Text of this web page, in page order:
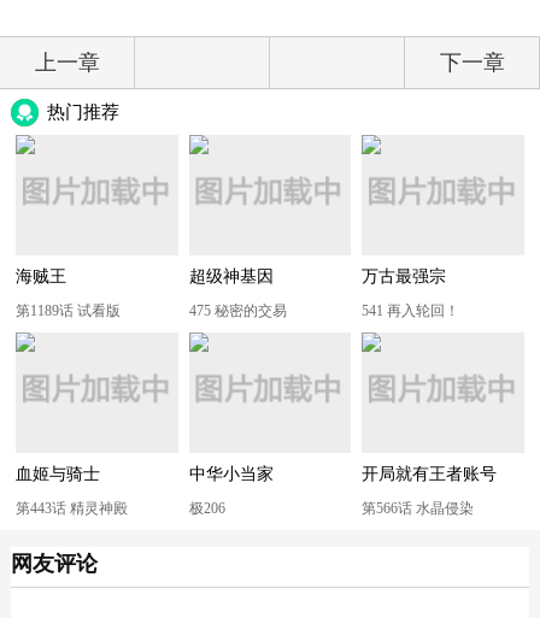
上一章 下一章
热门推荐
海贼王
第1189话 试看版
超级神基因
475 秘密的交易
万古最强宗
541 再入轮回！
血姬与骑士
第443话 精灵神殿
中华小当家
极206
开局就有王者账号
第566话 水晶侵染
网友评论